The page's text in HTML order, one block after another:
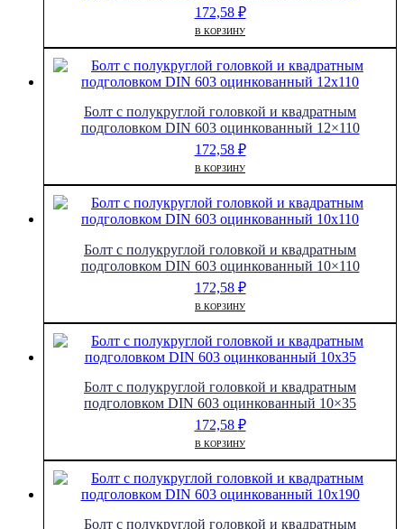
172,58 ₽
В КОРЗИНУ
Болт с полукруглой головкой и квадратным
подголовком DIN 603 оцинкованный 12×110
172,58 ₽
В КОРЗИНУ
Болт с полукруглой головкой и квадратным
подголовком DIN 603 оцинкованный 10×110
172,58 ₽
В КОРЗИНУ
Болт с полукруглой головкой и квадратным
подголовком DIN 603 оцинкованный 10×35
172,58 ₽
В КОРЗИНУ
Болт с полукруглой головкой и квадратным